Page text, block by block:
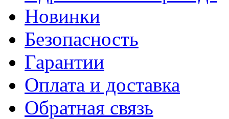
Новинки
Безопасность
Гарантии
Оплата и доставка
Обратная связь